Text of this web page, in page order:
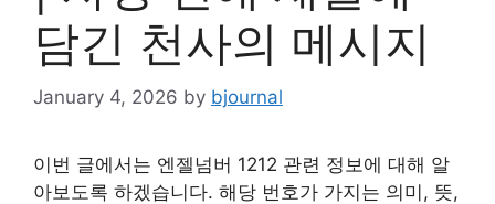
담긴 천사의 메시지
January 4, 2026 by bjournal
이번 글에서는 엔젤넘버 1212 관련 정보에 대해 알
아보도록 하겠습니다. 해당 번호가 가지는 의미, 뜻,